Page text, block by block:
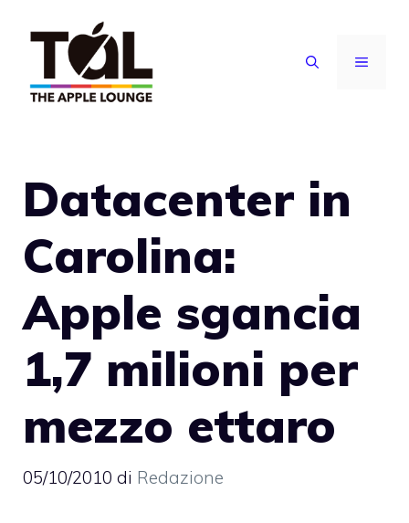
contenuto
MENU
Datacenter in
Carolina:
Apple sgancia
1,7 milioni per
mezzo ettaro
05/10/2010 di Redazione